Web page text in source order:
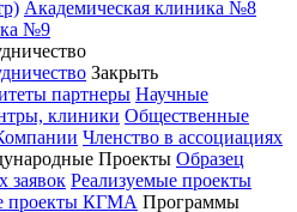
Академическая клиника №8
№9
Закрыть
партнеры Научные
клиники Общественные
Членство в ассоциациях
Проекты Образец
заявок Реализуемые проекты
проекты КГМА Программы